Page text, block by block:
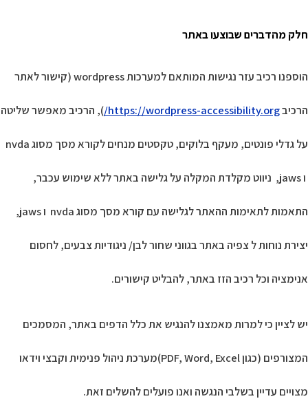
חלק מהדברים שבוצעו באתר
הוספנו רכיב עזר נגישות המותאם למערכות wordpress (קישור לאתר
הרכיבhttps://wordpress-accessibility.org/ ), הרכיב מאפשר שליטה
על גדלי פונטים, מעקף בלוקים, טקסטים מנחים לקורא מסך מסוג nvda
ו jaws, ניווט מקלדת המקלה על גלישה באתר ללא שימוש עכבר,
התאמות לתאימות ההאתר לגלישה עם קורא מסך מסוג nvda ו jaws,
יצירת נוחות ל צפיה באתר בגווני שחור לבן/ ניגודיות צבעים, לחסום
אנימציה וכל רכיב הזז באתר, להבליט קישורים.
יש לציין כי למרות מאמצנו להנגיש את כלל הדפים באתר, המסמכים
המצורפים (כגון PDF, Word, Excel)מערכת ניהול פנימית וקבצי וידאו
מצויים עדיין בשלבי הנגשה ואנו פועלים להשלים זאת.